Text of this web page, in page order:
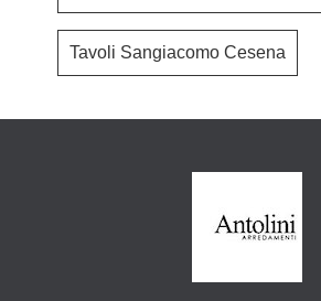
Tavoli Sangiacomo Cesena